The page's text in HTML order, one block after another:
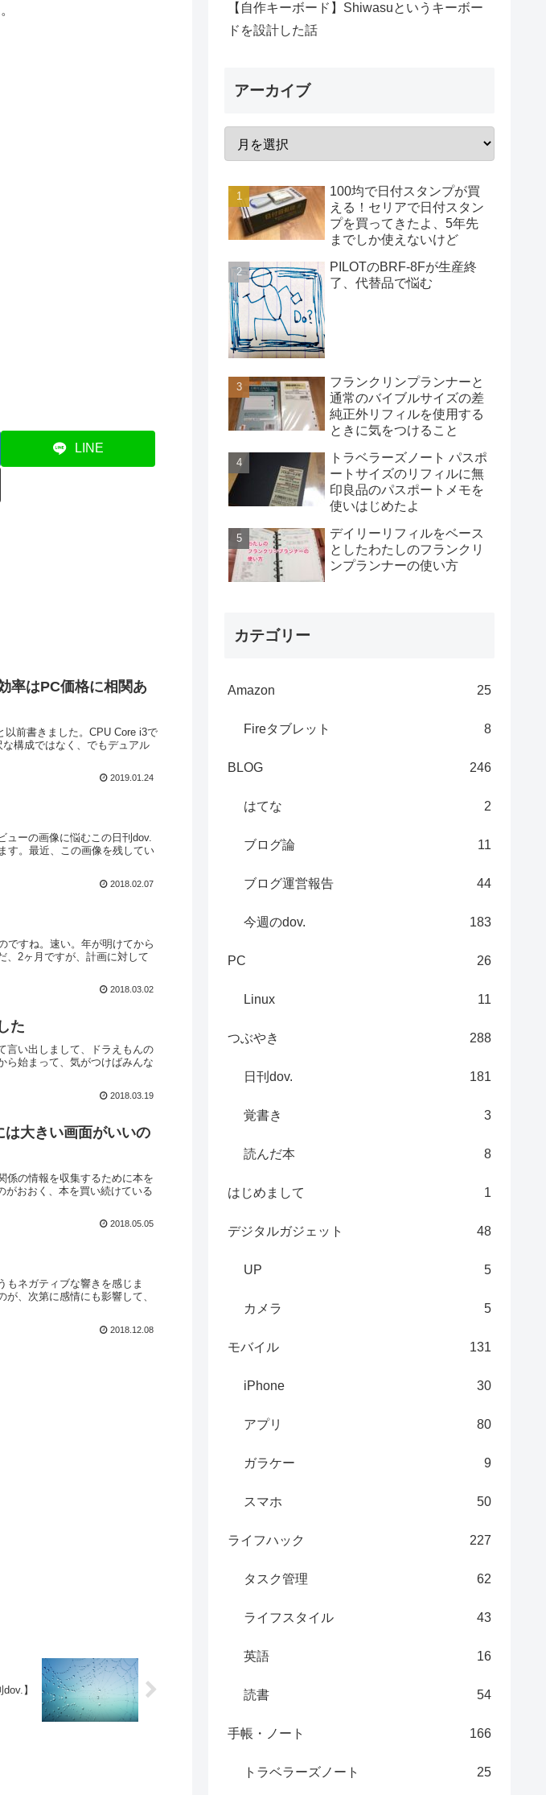
LINE
率はPC価格に相関あ
以前書きました。CPU Core i3で
構成ではなく、でもデュアル
2019.01.24
ューの画像に悩むこの日刊dov.
す。最近、この画像を残してい
2018.02.07
ですね。速い。年が明けてから
、2ヶ月ですが、計画に対して
2018.03.02
た
言い出しまして、ドラえもんの
ら始まって、気がつけばみんな
2018.03.19
は大きい画面がいいの
係の情報を収集するために本を
がおおく、本を買い続けている
2018.05.05
もネガティブな響きを感じま
、次第に感情にも影響して、
2018.12.08
】
【自作キーボード】Shiwasuというキーボー
ドを設計した話
アーカイブ
100均で日付スタンプが買
える！セリアで日付スタン
プを買ってきたよ、5年先
までしか使えないけど
PILOTのBRF-8Fが生産終
了、代替品で悩む
フランクリンプランナーと
通常のバイブルサイズの差
純正外リフィルを使用する
ときに気をつけること
トラベラーズノート パスポ
ートサイズのリフィルに無
印良品のパスポートメモを
使いはじめたよ
デイリーリフィルをベース
としたわたしのフランクリ
ンプランナーの使い方
カテゴリー
Amazon 25
Fireタブレット 8
BLOG 246
はてな 2
ブログ論 11
ブログ運営報告 44
今週のdov. 183
PC 26
Linux 11
つぶやき 288
日刊dov. 181
覚書き 3
読んだ本 8
はじめまして 1
デジタルガジェット 48
UP 5
カメラ 5
モバイル 131
iPhone 30
アプリ 80
ガラケー 9
スマホ 50
ライフハック 227
タスク管理 62
ライフスタイル 43
英語 16
読書 54
手帳・ノート 166
トラベラーズノート 25